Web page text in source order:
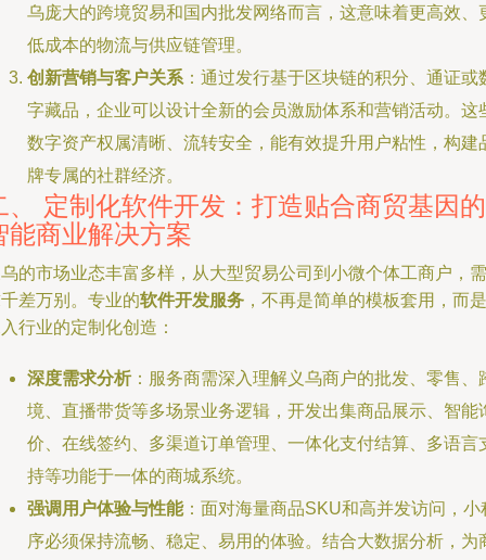
乌庞大的跨境贸易和国内批发网络而言，这意味着更高效、
低成本的物流与供应链管理。
创新营销与客户关系 ：通过发行基于区块链的积分、通证或
字藏品，企业可以设计全新的会员激励体系和营销活动。这
数字资产权属清晰、流转安全，能有效提升用户粘性，构建
牌专属的社群经济。
、 定制化软件开发：打造贴合商贸基因的
能商业解决方案
的市场业态丰富多样，从大型贸易公司到小微个体工商户，需
差万别。专业的软件开发服务 ，不再是简单的模板套用，而是
行业的定制化创造：
深度需求分析：服务商需深入理解义乌商户的批发、零售、
境、直播带货等多场景业务逻辑，开发出集商品展示、智能
价、在线签约、多渠道订单管理、一体化支付结算、多语言
持等功能于一体的商城系统。
强调用户体验与性能：面对海量商品SKU和高并发访问，小
序必须保持流畅、稳定、易用的体验。结合大数据分析，为